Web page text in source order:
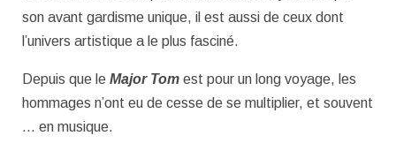
son avant gardisme unique, il est aussi de ceux dont
l’univers artistique a le plus fasciné.
Depuis que le Major Tom est pour un long voyage, les
hommages n’ont eu de cesse de se multiplier, et souvent
… en musique.